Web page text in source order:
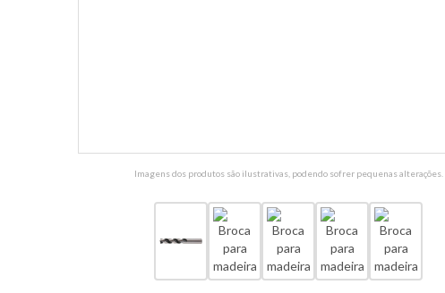
Imagens dos produtos são ilustrativas, podendo sofrer pequenas alterações.